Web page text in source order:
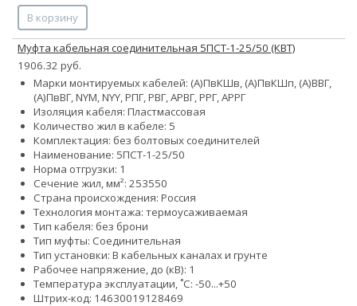
В корзину
Муфта кабельная соединительная 5ПСТ-1-25/50 (КВТ)
1906.32 руб.
Марки монтируемых кабелей: (А)ПвКШв, (А)ПвКШп, (А)ВВГ,
(А)ПвВГ, NYM, NYY, РПГ, РВГ, АРВГ, РРГ, АРРГ
Изоляция кабеля: Пластмассовая
Количество жил в кабеле: 5
Комплектация: без болтовых соединителей
Наименование: 5ПСТ-1-25/50
Норма отгрузки: 1
Сечение жил, мм²: 253550
Страна происхождения: Россия
Технология монтажа: термоусаживаемая
Тип кабеля: без брони
Тип муфты: Соединительная
Тип установки: В кабельных каналах и грунте
Рабочее напряжение, до (кВ): 1
Температура эксплуатации, ˚С: -50...+50
Штрих-код: 14630019128469